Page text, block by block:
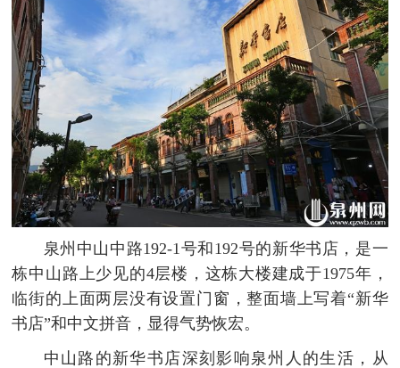
泉州中山中路192-1号和192号的新华书店，是一
栋中山路上少见的4层楼，这栋大楼建成于1975年，
临街的上面两层没有设置门窗，整面墙上写着“新华
书店”和中文拼音，显得气势恢宏。
中山路的新华书店深刻影响泉州人的生活，从